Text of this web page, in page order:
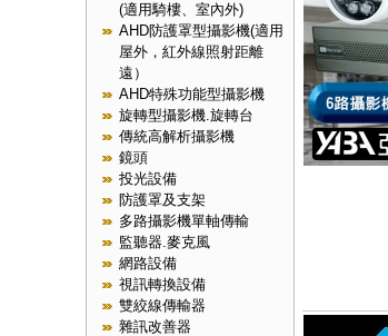
(適用騎樓、室內外)
AHD防護罩型攝影機(適用
屋外，紅外線照射距離
遠）
AHD特殊功能型攝影機
旋轉型攝影機.旋轉台
傳統高解析攝影機
鏡頭
投光設備
防護罩及支架
多路攝影機單軸傳輸
監聽器.麥克風
網路設備
視訊轉換設備
雙絞線傳輸器
雜訊改善器